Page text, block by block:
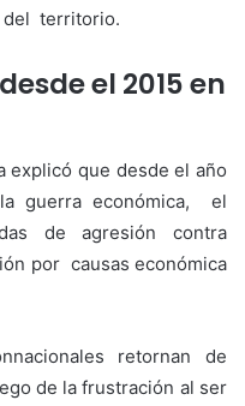
del territorio.
el 2015 en
explicó que desde el año
guerra económica, el
de agresión contra
por causas económica
retornan de
de la frustración al ser